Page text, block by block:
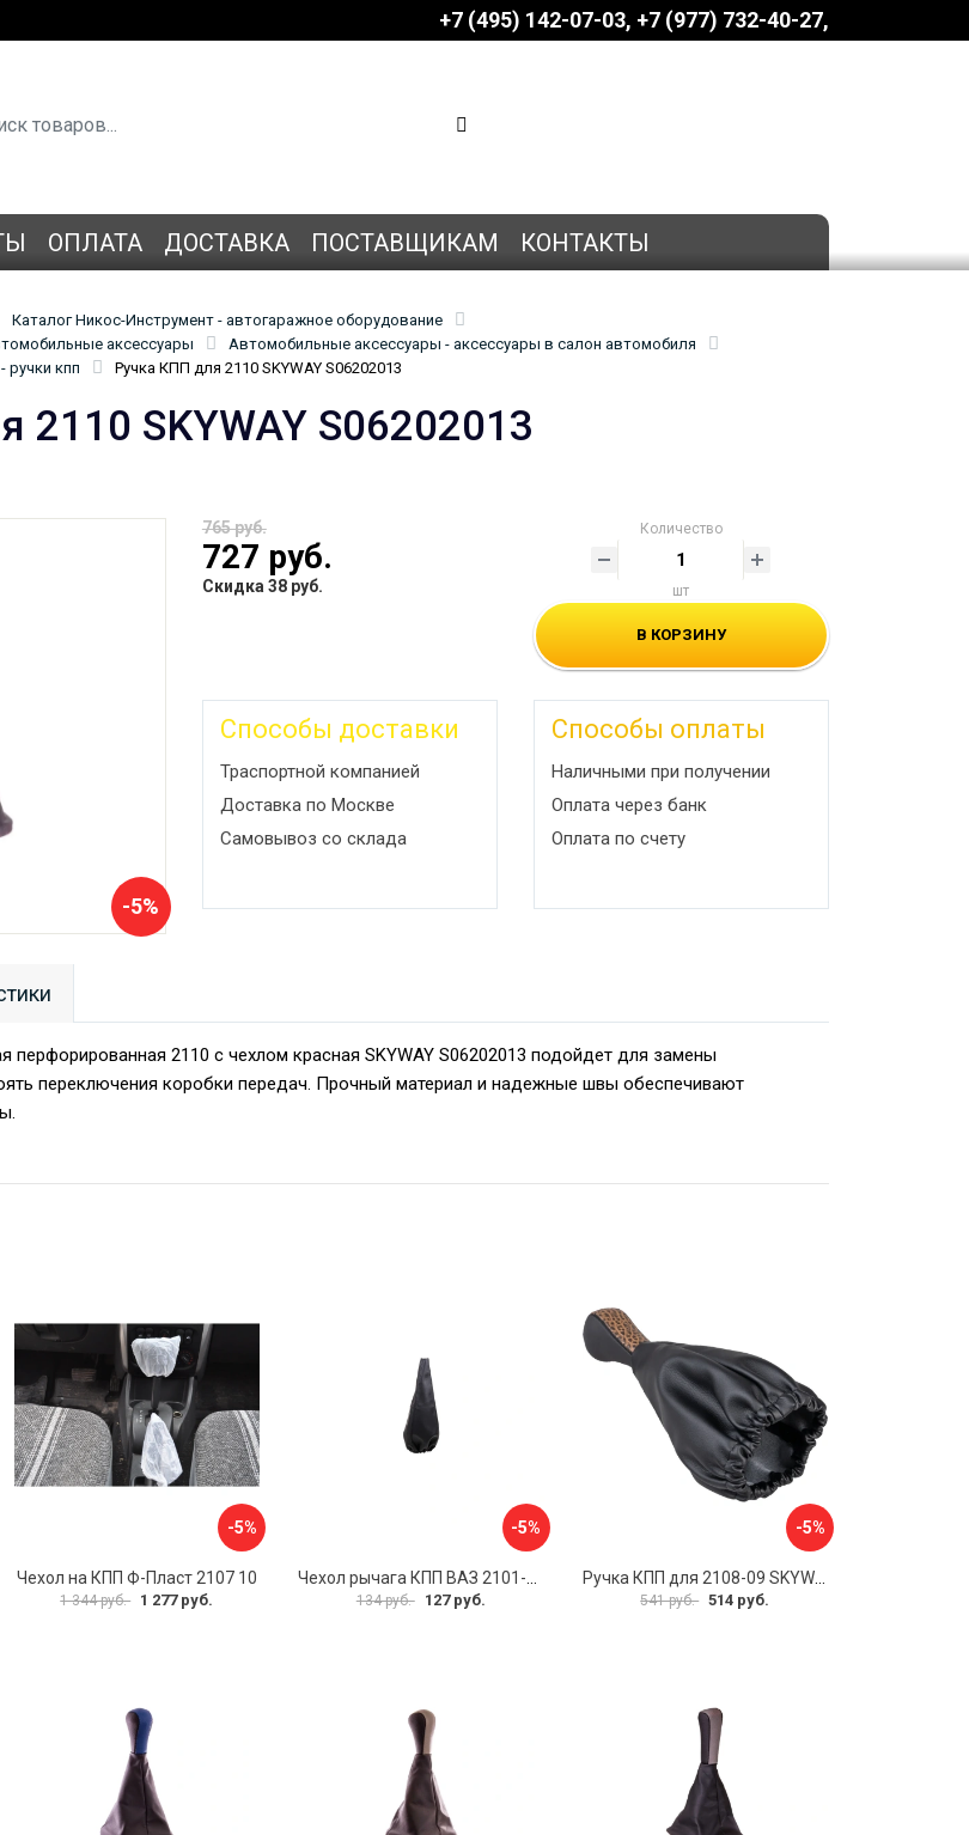
+7 (495) 142-07-03 ‎‎+7 (977) 732-40-27
ОПЛАТА ДОСТАВКА ПОСТАВЩИКАМ КОНТАКТЫ
Каталог Никос-Инструмент - автогаражное оборудование
аксессуары
Автомобильные аксессуары - аксессуары в салон автомобиля
ручки кпп
Ручка КПП для 2110 SKYWAY S06202013
2110 SKYWAY S06202013
-5%
765 руб.
727 руб.
Скидка 38 руб.
Количество
шт
В КОРЗИНУ
Способы доставки
Траспортной компанией
Доставка по Москве
Самовывоз со склада
Способы оплаты
Наличными при получении
Оплата через банк
Оплата по счету
перфорированная 2110 с чехлом красная SKYWAY S06202013 подойдет для замены
переключения коробки передач. Прочный материал и надежные швы обеспечивают
-5%
Чехол на КПП Ф-Пласт 2107 10
1 344 руб. 1 277 руб.
-5%
134 руб. 127 руб.
-5%
Ручка КПП для 2108-09 SKYWAY S06202012
541 руб. 514 руб.